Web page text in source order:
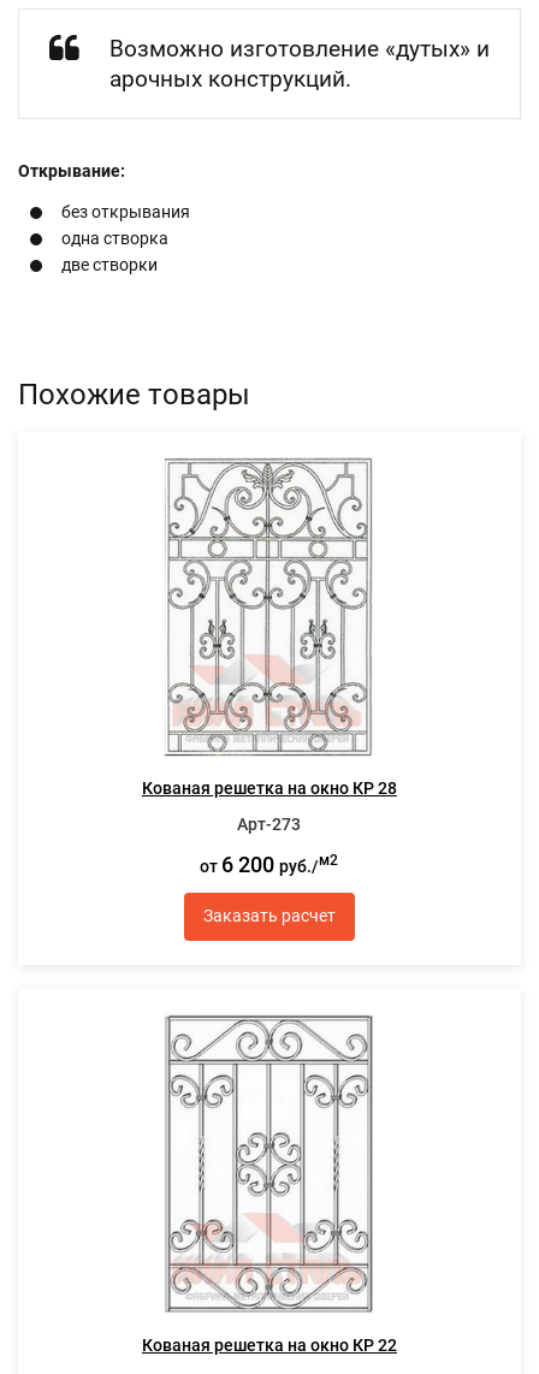
Возможно изготовление «дутых» и
арочных конструкций.
Открывание:
без открывания
одна створка
две створки
Похожие товары
Кованая решетка на окно КР 28
Арт-273
от 6 200руб./м2
Заказать расчет
Кованая решетка на окно КР 22